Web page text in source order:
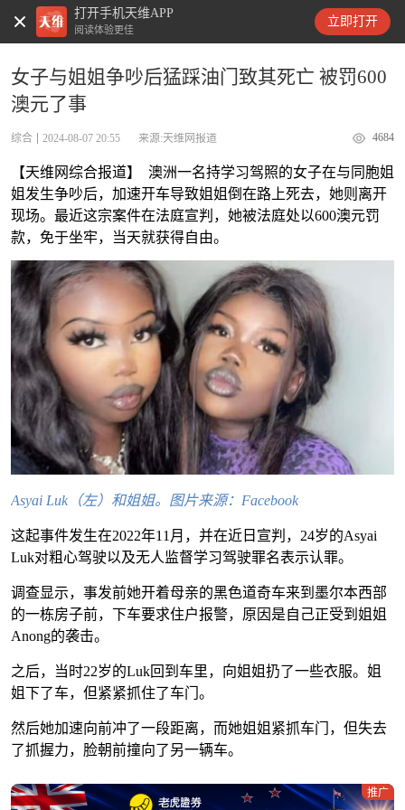
打开手机天维APP
阅读体验更佳
立即打开
天维新闻
女子与姐姐争吵后猛踩油门致其死亡 被罚600
澳元了事
综合 2024-08-07 20:55 来源:天维网报道 4684
【天维网综合报道】 澳洲一名持学习驾照的女子在与同胞姐
姐发生争吵后，加速开车导致姐姐倒在路上死去，她则离开
现场。最近这宗案件在法庭宣判，她被法庭处以600澳元罚
款，免于坐牢，当天就获得自由。
Asyai Luk（左）和姐姐。图片来源：Facebook
这起事件发生在2022年11月，并在近日宣判，24岁的Asyai
Luk对粗心驾驶以及无人监督学习驾驶罪名表示认罪。
调查显示，事发前她开着母亲的黑色道奇车来到墨尔本西部
的一栋房子前，下车要求住户报警，原因是自己正受到姐姐
Anong的袭击。
之后，当时22岁的Luk回到车里，向姐姐扔了一些衣服。姐
姐下了车，但紧紧抓住了车门。
然后她加速向前冲了一段距离，而她姐姐紧抓车门，但失去
了抓握力，脸朝前撞向了另一辆车。
推广